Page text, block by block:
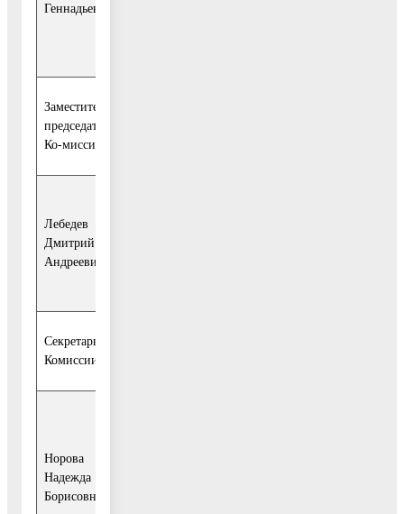
Геннадьевна
Заместитель
председателя
Ко-миссии:
Лебедев
Дмитрий
Андреевич
Секретарь
Комиссии:
Норова
Надежда
Борисовна